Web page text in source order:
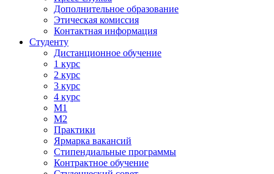
Дополнительное образование
Этическая комиссия
Контактная информация
Студенту
Дистанционное обучение
1 курс
2 курс
3 курс
4 курс
М1
М2
Практики
Ярмарка вакансий
Стипендиальные программы
Контрактное обучение